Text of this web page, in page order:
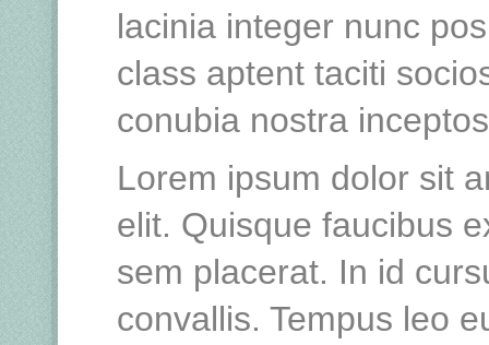
lacinia integer nunc
class aptent taciti
conubia nostra
Lorem ipsum dolor sit
elit. Quisque faucibus
sem placerat. In id
convallis. Tempus leo